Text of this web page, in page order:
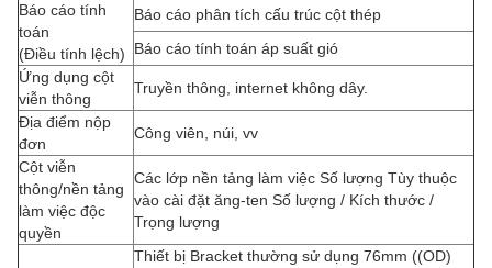
Báo cáo tính
toán
(Điều tính lệch)
Báo cáo phân tích cấu trúc cột thép
Báo cáo tính toán áp suất gió
Ứng dụng cột
viễn thông
Truyền thông, internet không dây.
Địa điểm nộp
đơn
Công viên, núi, vv
Cột viễn
thông/nền tảng
làm việc độc
quyền
Các lớp nền tảng làm việc Số lượng Tùy thuộc
vào cài đặt ăng-ten Số lượng / Kích thước /
Trọng lượng
Thiết bị Bracket thường sử dụng 76mm ((OD)